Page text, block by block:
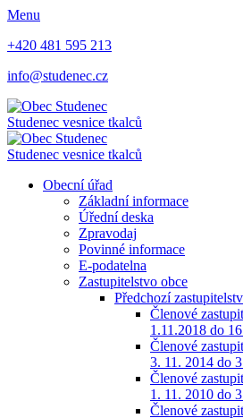
Menu
+420 481 595 213
info@studenec.cz
Studenec vesnice tkalců
Studenec vesnice tkalců
Obecní úřad
Základní informace
Úřední deska
Zpravodaj
Povinné informace
E-podatelna
Zastupitelstvo obce
Předchozí
Členové
1.11.2018 do
Členové
3. 11. 2014 do
Členové
1. 11. 2010 do
Členové